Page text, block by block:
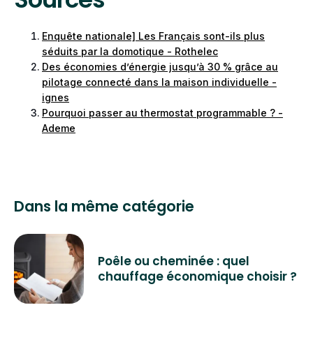
déclenche vos
vaisselle…) lors despics de production solaire
Résultat, vous consommez votre propre
électricité, ce qui vous permet de faire des
économies mesurables.
Enquête nationale] Les Français sont-ils plus
séduits par la domotique - Rothelec
Des économies d’énergie jusqu’à 30 % grâce au
pilotage connecté dans la maison individuelle -
ignes
Pourquoi passer au thermostat programmable ? -
Ademe
Dans la même catégorie
Poêle ou cheminée : quel
chauffage économique choisir ?